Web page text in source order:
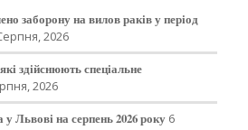
заборону на вилов раків у період
2026
здійснюють спеціальне
2026
Львові на серпень 2026 року 6